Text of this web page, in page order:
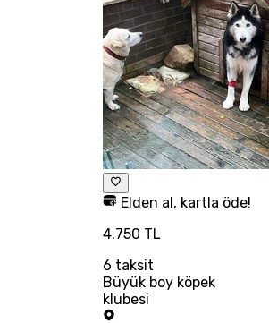
Elden al, kartla öde!
4.750 TL
6 taksit
Büyük boy köpek
klubesi